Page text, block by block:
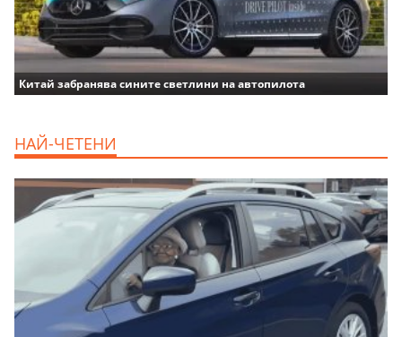
Китай забранява сините светлини на автопилота
НАЙ-ЧЕТЕНИ